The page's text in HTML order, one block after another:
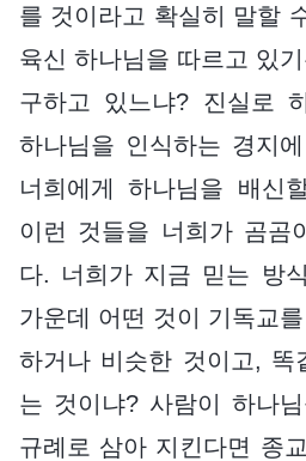
를 것이라고 확실히 말할
육신 하나님을 따르고 있
구하고 있느냐? 진실로
하나님을 인식하는 경지
너희에게 하나님을 배신
이런 것들을 너희가 곰곰
다. 너희가 지금 믿는 방
가운데 어떤 것이 기독교
하거나 비슷한 것이고, 똑
는 것이냐? 사람이 하나
규례로 삼아 지킨다면 종